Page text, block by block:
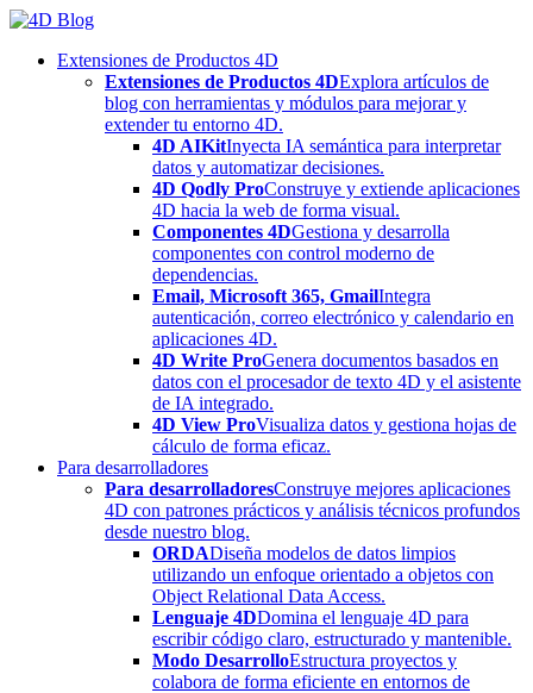
Skip
contentExtensiones de Productos 4D
Extensiones de Productos 4DExplora artículos de
blog con herramientas y módulos para mejorar y
extender tu entorno 4D.
4D AIKitInyecta IA semántica para interpretar
datos y automatizar decisiones.
4D Qodly ProConstruye y extiende aplicaciones
4D hacia la web de forma visual.
Componentes 4DGestiona y desarrolla
componentes con control moderno de
dependencias.
Email, Microsoft 365, GmailIntegra
autenticación, correo electrónico y calendario en
aplicaciones 4D.
4D Write ProGenera documentos basados en
datos con el procesador de texto 4D y el asistente
de IA integrado.
4D View ProVisualiza datos y gestiona hojas de
cálculo de forma eficaz.
Para desarrolladores
Para desarrolladoresConstruye mejores aplicaciones
4D con patrones prácticos y análisis técnicos profundos
desde nuestro blog.
ORDADiseña modelos de datos limpios
utilizando un enfoque orientado a objetos con
Object Relational Data Access.
Lenguaje 4DDomina el lenguaje 4D para
escribir código claro, estructurado y mantenible.
Modo DesarrolloEstructura proyectos y
colabora de forma eficiente en entornos de